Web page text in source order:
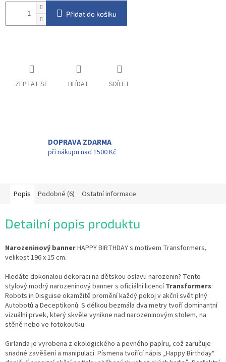
Přidat do košíku
ZEPTAT SE HLÍDAT SDÍLET
DOPRAVA ZDARMA
při nákupu nad 1500 Kč
Popis Podobné (6) Ostatní informace
Detailní popis produktu
Narozeninový bannerHAPPY BIRTHDAY s motivem Transformers,
velikost 196 x 15 cm.
Hledáte dokonalou dekoraci na dětskou oslavu narozenin? Tento
stylový modrý narozeninový banner s oficiální licencíTransformers:
Robots in Disguise okamžitě promění každý pokoj v akční svět plný
Autobotů a Deceptikonů. S délkou bezmála dva metry tvoří dominantní
vizuální prvek, který skvěle vynikne nad narozeninovým stolem, na
stěně nebo ve fotokoutku.
Girlanda je vyrobena z ekologického a pevného papíru, což zaručuje
snadné zavěšení a manipulaci. Písmena tvořící nápis „Happy Birthday“